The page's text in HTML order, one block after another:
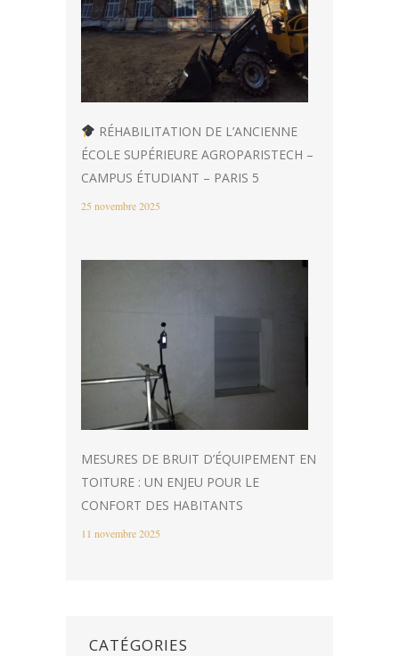
RÉHABILITATION DE L’ANCIENNE
ÉCOLE SUPÉRIEURE AGROPARISTECH –
CAMPUS ÉTUDIANT – PARIS 5
25 novembre 2025
MESURES DE BRUIT D’ÉQUIPEMENT EN
TOITURE : UN ENJEU POUR LE
CONFORT DES HABITANTS
11 novembre 2025
CATÉGORIES